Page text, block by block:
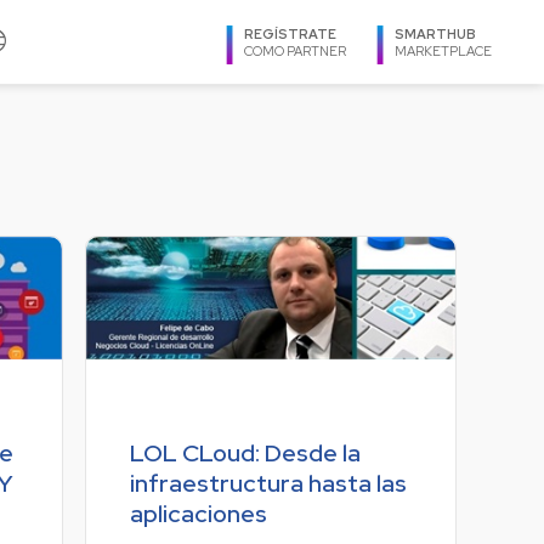
Argentina
Centroamérica
REGÍSTRATE
COMO PARTNER
SMARTHUB
MARKETPLACE
LOL CLoud: Desde la
infraestructura hasta las
aplicaciones